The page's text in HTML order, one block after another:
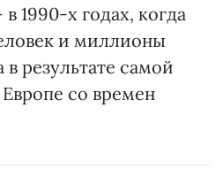
1990-х годах, когда
и миллионы
в результате самой
со времен